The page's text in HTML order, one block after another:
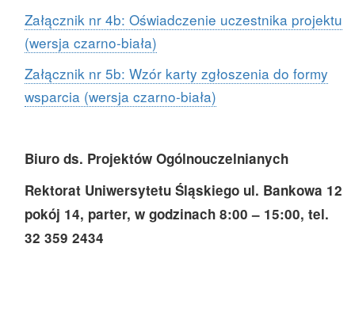
Załącznik nr 4b: Oświadczenie uczestnika projektu
(wersja czarno-biała)
Załącznik nr 5b: Wzór karty zgłoszenia do formy
wsparcia (wersja czarno-biała)
Biuro ds. Projektów Ogólnouczelnianych
Rektorat Uniwersytetu Śląskiego ul. Bankowa 12
pokój 14, parter, w godzinach 8:00 – 15:00, tel.
32 359 2434